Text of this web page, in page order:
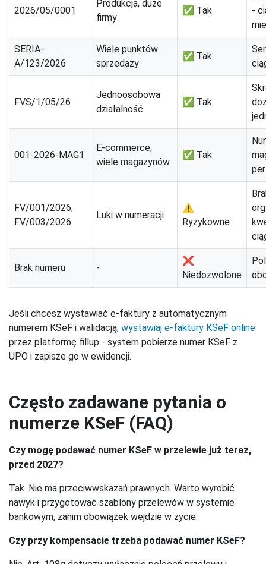
2026/05/0001
Produkcja, duże
firmy
✅ Tak
-
SERIA-
A/123/2026
Wiele punktów
sprzedaży
✅ Tak
FVS/1/05/26
Jednoosobowa
działalność
✅ Tak
001-2026-MAG1
E-commerce,
wiele magazynów
✅ Tak
FV/001/2026,
FV/003/2026
Luki w numeracji
⚠️
Ryzykowne
Brak numeru -
❌
Niedozwolone
Jeśli chcesz wystawiać e-faktury z automatycznym
numerem KSeF i walidacją, wystawiaj e-faktury KSeF online
przez platformę fillup - system pobierze numer KSeF z
UPO i zapisze go w ewidencji.
Często zadawane pytania o
numerze KSeF (FAQ)
Czy mogę podawać numer KSeF w przelewie już teraz,
przed 2027?
Tak. Nie ma przeciwwskazań prawnych. Warto wyrobić
nawyk i przygotować szablony przelewów w systemie
bankowym, zanim obowiązek wejdzie w życie.
Czy przy kompensacie trzeba podawać numer KSeF?